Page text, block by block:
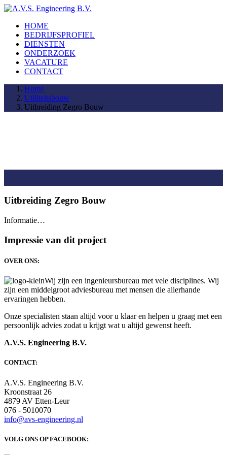
HOME
BEDRIJFSPROFIEL
DIENSTEN
ONDERZOEK
VACATURE
CONTACT
Home
Utiliteitsbouw
Uitbreiding Zegro Bouw
Uitbreiding Zegro Bouw
Informatie…
Impressie van dit project
OVER ONS:
Wij zijn een ingenieursbureau met vele disciplines. Wij
zijn een middelgroot adviesbureau met mensen die allerhande
ervaringen hebben.
Onze specialisten staan altijd voor u klaar en helpen u graag met een
persoonlijk advies zodat u krijgt wat u altijd gewenst heeft.
A.V.S. Engineering B.V.
CONTACT:
A.V.S. Engineering B.V.
Kroonstraat 26
4879 AV Etten-Leur
076 - 5010070
info@avs-engineering.nl
VOLG ONS OP FACEBOOK: